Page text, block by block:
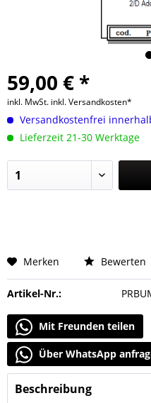
59,00 € *
inkl. MwSt. inkl. Versandkosten*
Versandkostenfrei
Lieferzeit 21-30 Werktage
Merken Bewerten
Artikel-Nr.:
Mit Freunden teilen
Über WhatsApp
Beschreibung